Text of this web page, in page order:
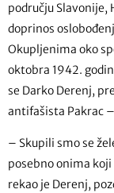
području Slavonije,
doprinos
Okupljenima oko
oktobra 1942.
se Darko Derenj,
antifašista Pakrac
– Skupili smo se
posebno onima
rekao je Derenj,